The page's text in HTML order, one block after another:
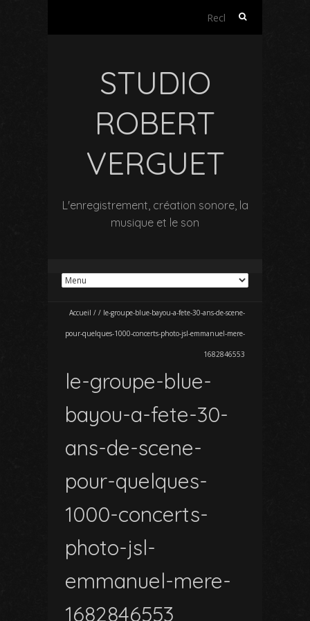
Rechercher :
STUDIO
ROBERT
VERGUET
L'enregistrement, création sonore, la
musique et le son
Accueil / / le-groupe-blue-bayou-a-fete-30-ans-de-scene-
pour-quelques-1000-concerts-photo-jsl-emmanuel-mere-
1682846553
le-groupe-blue-
bayou-a-fete-30-
ans-de-scene-
pour-quelques-
1000-concerts-
photo-jsl-
emmanuel-mere-
1682846553